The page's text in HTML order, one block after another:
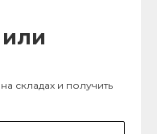
складах и получить